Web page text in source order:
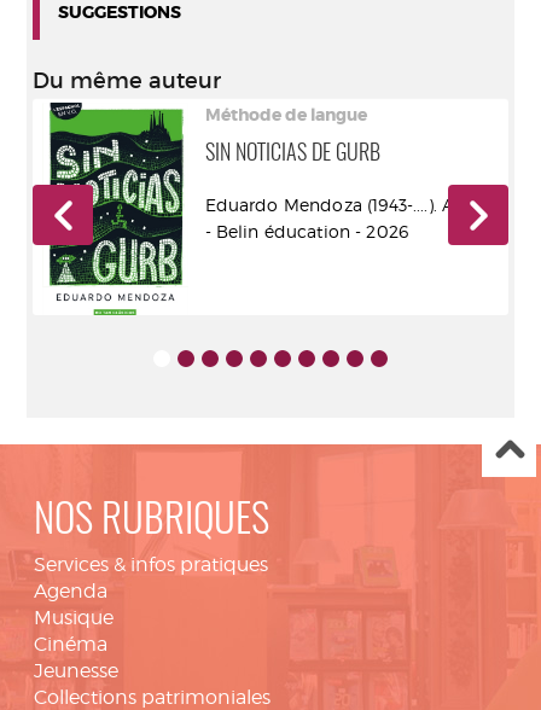
SUGGESTIONS
Du même auteur
Méthode de langue
SIN NOTICIAS DE GURB
Eduardo Mendoza (1943-....). Auteur
- Belin éducation - 2026
NOS RUBRIQUES
Services & infos pratiques
Agenda
Musique
Cinéma
Jeunesse
Collections patrimoniales